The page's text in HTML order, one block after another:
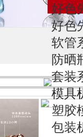
好色
好色
软管
防晒
套装
模具
塑胶
包装